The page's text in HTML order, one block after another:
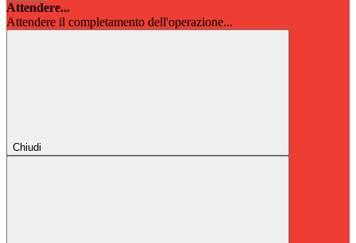
Attendere...
Attendere il completamento dell'operazione...
Chiudi